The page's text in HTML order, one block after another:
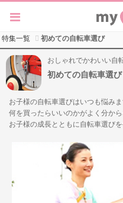
特集一覧 初めての自転車選び
おしゃれでかわいい自
初めての自転車選び
お子様の自転車選びはいつも悩み
何を買ったらいいのかがよく分から
お子様の成長とともに自転車選びを